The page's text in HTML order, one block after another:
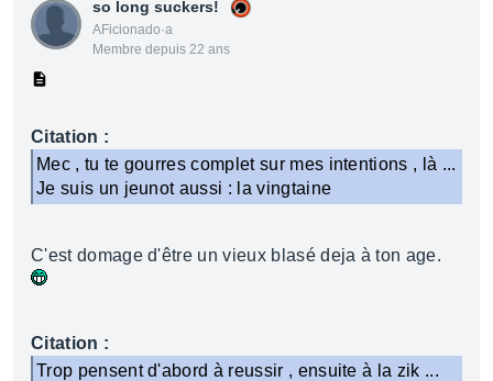
so long suckers!
AFicionado·a
Membre depuis 22 ans
Citation :
Mec , tu te gourres complet sur mes intentions , là ...
Je suis un jeunot aussi : la vingtaine
C'est domage d'être un vieux blasé deja à ton age.
Citation :
Trop pensent d'abord à reussir , ensuite à la zik ...